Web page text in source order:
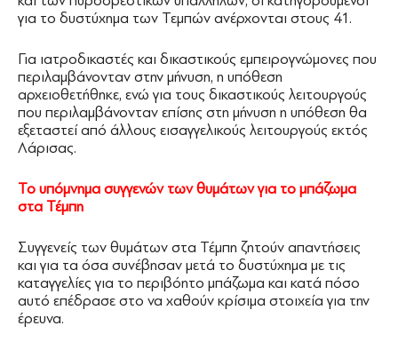
για το δυστύχημα των Τεμπών ανέρχονται στους 41.
Για ιατροδικαστές και δικαστικούς εμπειρογνώμονες που
περιλαμβάνονταν στην μήνυση, η υπόθεση
αρχειοθετήθηκε, ενώ για τους δικαστικούς λειτουργούς
που περιλαμβάνονταν επίσης στη μήνυση η υπόθεση θα
εξεταστεί από άλλους εισαγγελικούς λειτουργούς εκτός
Λάρισας.
Το υπόμνημα συγγενών των θυμάτων για το μπάζωμα
στα Τέμπη
Συγγενείς των θυμάτων στα Τέμπη ζητούν απαντήσεις
και για τα όσα συνέβησαν μετά το δυστύχημα με τις
καταγγελίες για το περιβόητο μπάζωμα και κατά πόσο
αυτό επέδρασε στο να χαθούν κρίσιμα στοιχεία για την
έρευνα.